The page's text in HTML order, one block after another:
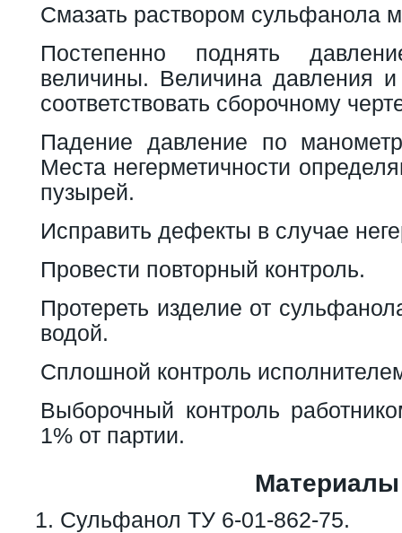
Смазать раствором сульфанола
Постепенно поднять
величины. Величина давления
соответствовать сборочному
Падение давление по
Места негерметичности
пузырей.
Исправить дефекты в случае
Провести повторный контроль.
Протереть изделие от
водой.
Сплошной контроль
Выборочный контроль
1% от партии.
Материалы
Сульфанол ТУ 6-01-862-75.